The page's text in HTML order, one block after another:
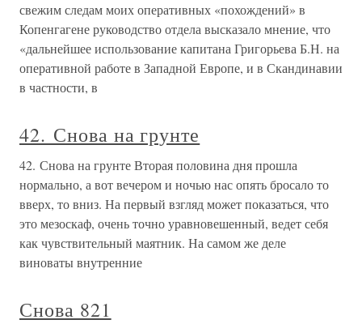
свежим следам моих оперативных «похождений» в
Копенгагене руководство отдела высказало мнение, что
«дальнейшее использование капитана Григорьева Б.Н. на
оперативной работе в Западной Европе, и в Скандинавии
в частности, в
42. Снова на грунте
42. Снова на грунте Вторая половина дня прошла
нормально, а вот вечером и ночью нас опять бросало то
вверх, то вниз. На первый взгляд может показаться, что
это мезоскаф, очень точно уравновешенный, ведет себя
как чувствительный маятник. На самом же деле
виноваты внутренние
Снова 821